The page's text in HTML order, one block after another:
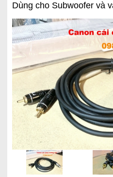
Dùng cho Subwoofer và